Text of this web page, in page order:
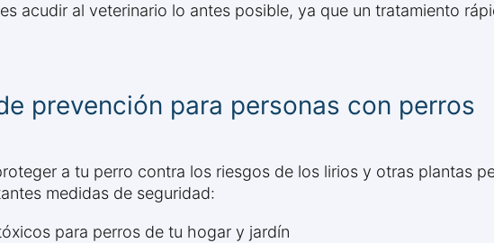
es acudir al veterinario lo antes posible, ya que un tratamiento
prevención para personas con perros
a tu perro contra los riesgos de los lirios y otras plantas
medidas de seguridad:
para perros de tu hogar y jardín